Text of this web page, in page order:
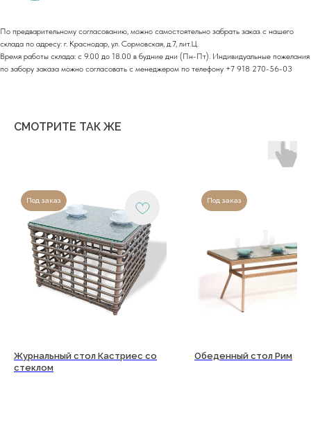
По предварительному согласованию, можно самостоятельно забрать заказ с нашего
склада по адресу: г. Краснодар, ул. Сормовская, д.7, лит.Ц.
Время работы склада: с 9.00 до 18.00 в будние дни (Пн-Пт). Индивидуальные пожелания
по забору заказа можно согласовать с менеджером по телефону +7 918 270-56-03
СМОТРИТЕ ТАК ЖЕ
Под заказ
Журнальный стол Кастриес со
стеклом
Под заказ
Обеденный стол Рим
Copyright©2026
Вс: выходной